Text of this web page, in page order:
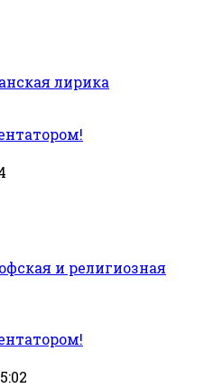
лирика
и религиозная